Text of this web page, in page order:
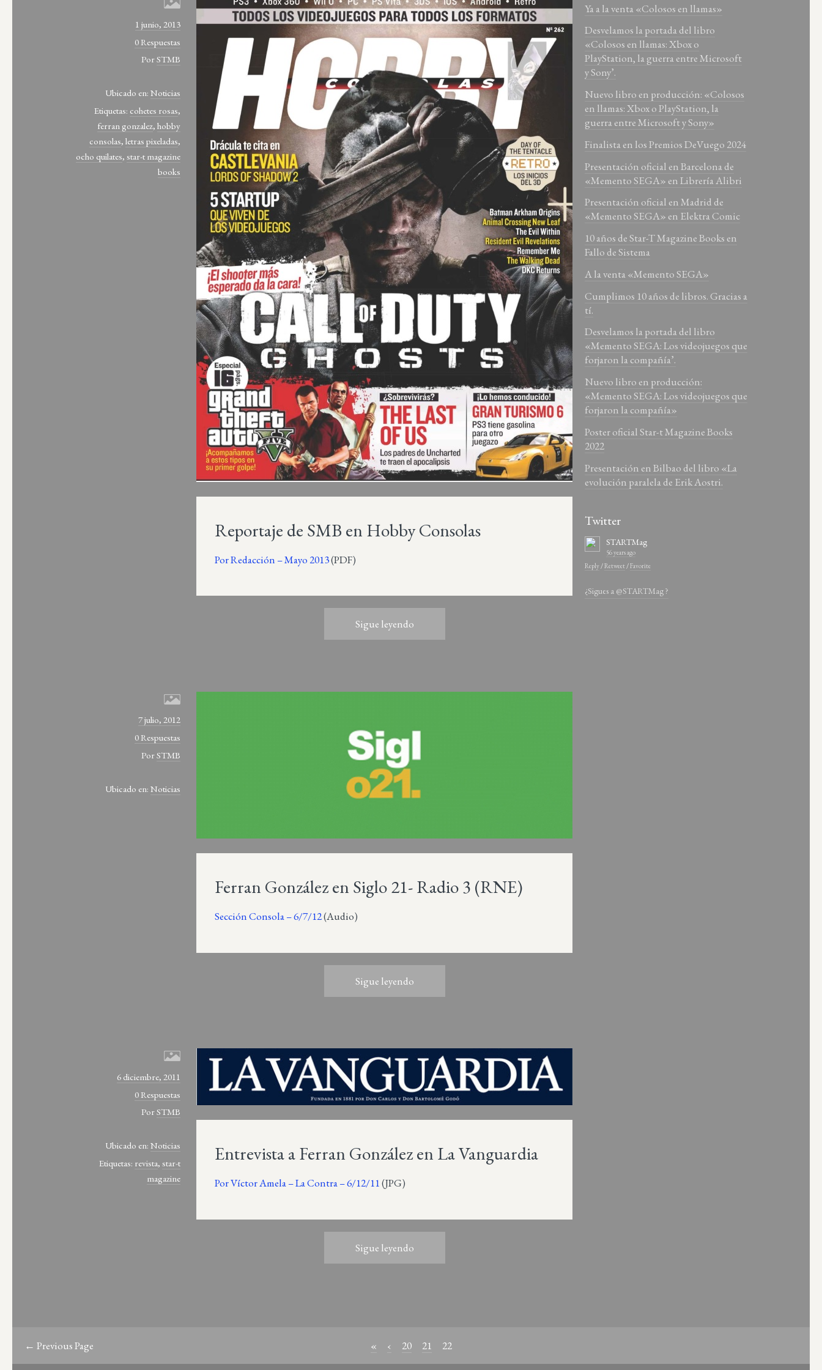
1 junio, 2013
0 Respuestas
PorSTMB
Ubicado en:Noticias
Etiquetas: cohetes rosas,
ferran gonzalez,hobby
consolas,letras pixeladas,
ocho quilates,star-t magazine
books
Reportaje de SMB en Hobby Consolas
Por Redacción – Mayo 2013(PDF)
Sigue leyendo
7 julio, 2012
0 Respuestas
PorSTMB
Ubicado en:Noticias
Ferran González en Siglo 21- Radio 3 (RNE)
Sección Consola – 6/7/12(Audio)
Sigue leyendo
6 diciembre, 2011
0 Respuestas
PorSTMB
Ubicado en:Noticias
Etiquetas: revista,star-t
magazine
Entrevista a Ferran González en La Vanguardia
Por Víctor Amela – La Contra – 6/12/11(JPG)
Sigue leyendo
Ya a la venta «Colosos en llamas»
Desvelamos la portada del libro
«Colosos en llamas: Xbox o
PlayStation, la guerra entre Microsoft
y Sony’.
Nuevo libro en producción: «Colosos
en llamas: Xbox o PlayStation, la
guerra entre Microsoft y Sony»
Finalista en los Premios DeVuego 2024
Presentación oficial en Barcelona de
«Memento SEGA» en Librería Alibri
Presentación oficial en Madrid de
«Memento SEGA» en Elektra Comic
10 años de Star-T Magazine Books en
Fallo de Sistema
A la venta «Memento SEGA»
Cumplimos 10 años de libros. Gracias a
tí.
Desvelamos la portada del libro
«Memento SEGA: Los videojuegos que
forjaron la compañía’.
Nuevo libro en producción:
«Memento SEGA: Los videojuegos que
forjaron la compañía»
Poster oficial Star-t Magazine Books
2022
Presentación en Bilbao del libro «La
evolución paralela de Erik Aostri.
Twitter
STARTMag
56 years ago
Reply/Retweet/Favorite
¿Sigues a @STARTMag ?
« ‹ 20 21 22
← Previous Page